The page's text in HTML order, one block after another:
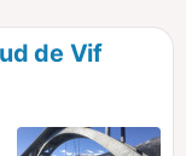
de Vif